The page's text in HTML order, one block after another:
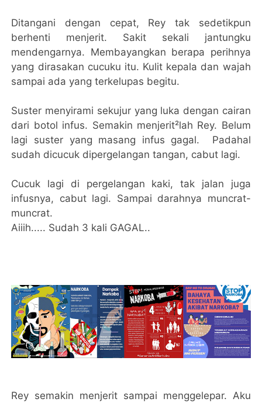
Ditangani dengan cepat, Rey tak sedetikpun
berhenti menjerit. Sakit sekali jantungku
mendengarnya. Membayangkan berapa perihnya
yang dirasakan cucuku itu. Kulit kepala dan wajah
sampai ada yang terkelupas begitu.
Suster menyirami sekujur yang luka dengan cairan
dari botol infus. Semakin menjerit²lah Rey. Belum
lagi suster yang masang infus gagal. Padahal
sudah dicucuk dipergelangan tangan, cabut lagi.
Cucuk lagi di pergelangan kaki, tak jalan juga
infusnya, cabut lagi. Sampai darahnya muncrat-
muncrat.
Aiiih..... Sudah 3 kali GAGAL..
Rey semakin menjerit sampai menggelepar. Aku